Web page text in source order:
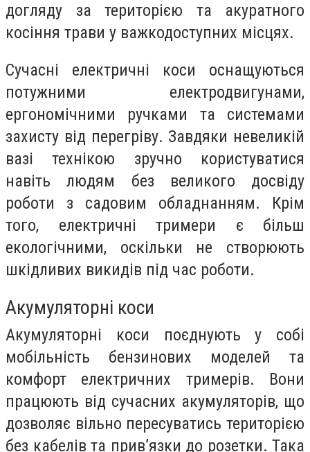
догляду за територією та акуратного
косіння трави у важкодоступних місцях.
Сучасні електричні коси оснащуються
потужними електродвигунами,
ергономічними ручками та системами
захисту від перегріву. Завдяки невеликій
вазі технікою зручно користуватися
навіть людям без великого досвіду
роботи з садовим обладнанням. Крім
того, електричні тримери є більш
екологічними, оскільки не створюють
шкідливих викидів під час роботи.
Акумуляторні коси
Акумуляторні коси поєднують у собі
мобільність бензинових моделей та
комфорт електричних тримерів. Вони
працюють від сучасних акумуляторів, що
дозволяє вільно пересуватись територією
без кабелів та прив’язки до розетки. Така